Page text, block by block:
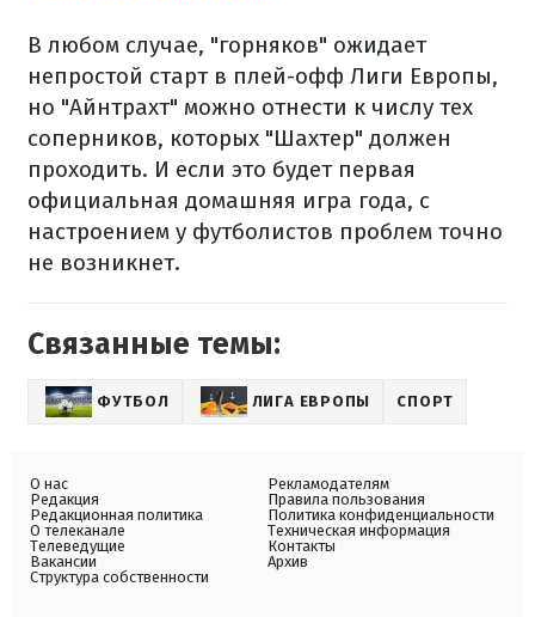
В любом случае, "горняков" ожидает
непростой старт в плей-офф Лиги Европы,
но "Айнтрахт" можно отнести к числу тех
соперников, которых "Шахтер" должен
проходить. И если это будет первая
официальная домашняя игра года, с
настроением у футболистов проблем точно
не возникнет.
Связанные темы:
ФУТБОЛ ЛИГА ЕВРОПЫ СПОРТ
О нас
Редакция
Редакционная политика
О телеканале
Телеведущие
Вакансии
Структура собственности
Рекламодателям
Правила пользования
Политика конфиденциальности
Техническая информация
Контакты
Архив